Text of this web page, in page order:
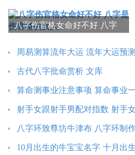
木而旺，遇水而熄，火到申酉
丙寅丁卯，火气逐渐发出辉华，
露，所以叫炉中火。炉中火是
阳为炭”，是宇宙造化的光辉，
八字伤官格女命好不好 八字
周易测算流年大运 流年大运预测
古代八字批命赏析 文库
算命测事业注意事项 算命事业
射手女跟射手男配对指数 射手
八字环致尊坊牛津布 八字环制
10月出生的牛宝宝名字 十月出